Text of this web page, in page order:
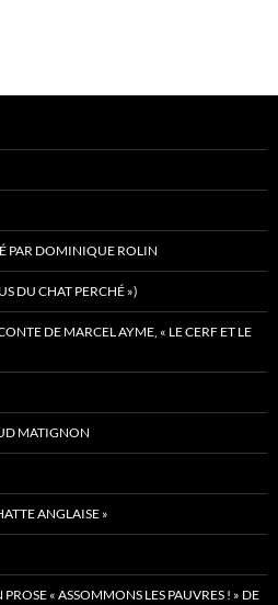
PAR DOMINIQUE ROLIN
DU CHAT PERCHÉ »)
DE MARCEL AYME, « LE CERF ET LE
MATIGNON
ANGLAISE »
« ASSOMMONS LES PAUVRES ! » DE